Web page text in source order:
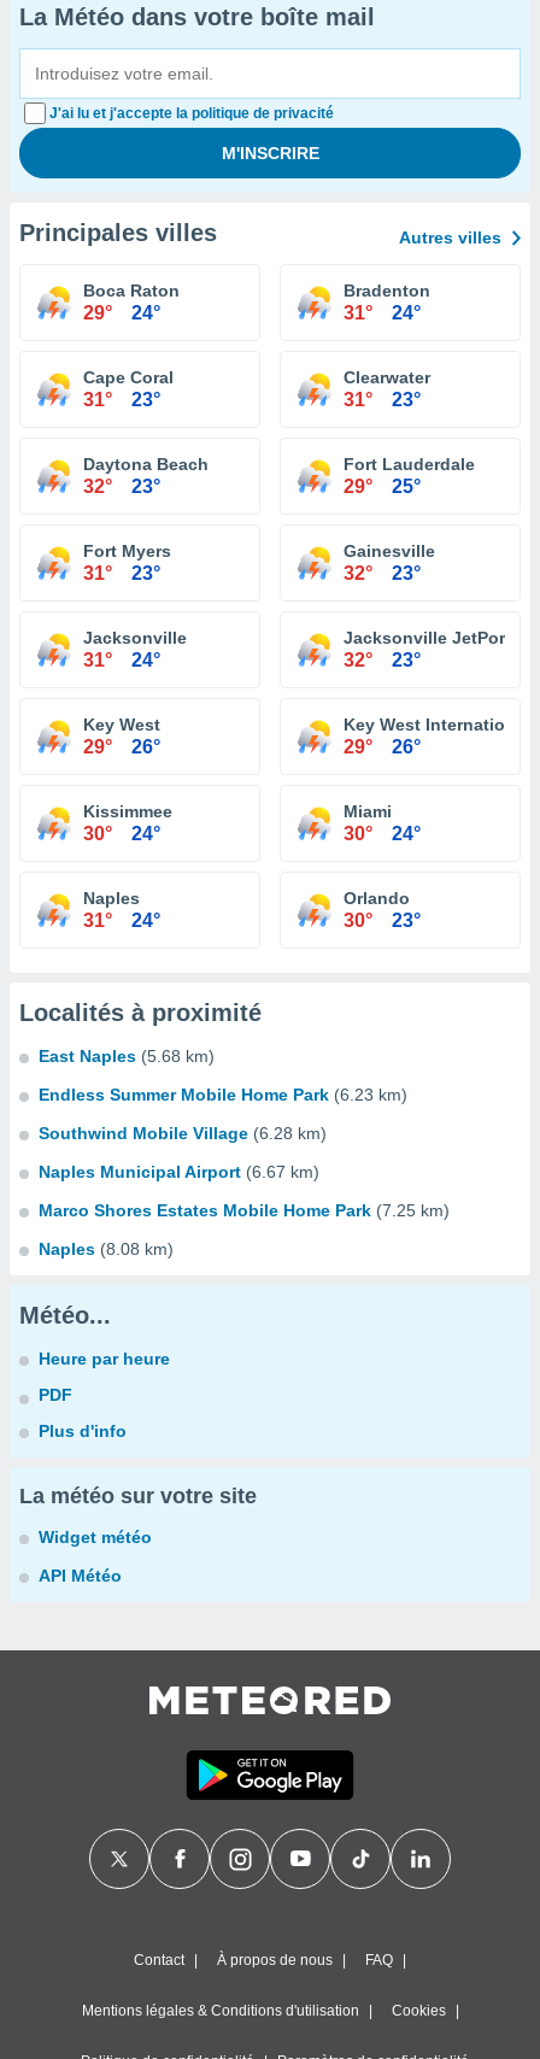
La Météo dans votre boîte mail
J'ai lu et j'accepte la politique de privacité
Principales villes Autres villes
Boca Raton
29° 24°
Bradenton
31° 24°
Cape Coral
31° 23°
Clearwater
31° 23°
Daytona Beach
32° 23°
Fort Lauderdale
29° 25°
Fort Myers
31° 23°
Gainesville
32° 23°
Jacksonville
31° 24°
Jacksonville JetPort at
32° 23°
Key West
29° 26°
Key West International
29° 26°
Kissimmee
30° 24°
Miami
30° 24°
Naples
31° 24°
Orlando
30° 23°
Localités à proximité
East Naples (5.68 km)
Endless Summer Mobile Home Park (6.23 km)
Southwind Mobile Village (6.28 km)
Naples Municipal Airport (6.67 km)
Marco Shores Estates Mobile Home Park (7.25 km)
Naples (8.08 km)
Météo...
Heure par heure
PDF
Plus d'info
La météo sur votre site
Widget météo
API Météo
Contact À propos de nous FAQ
Mentions légales & Conditions d'utilisation Cookies